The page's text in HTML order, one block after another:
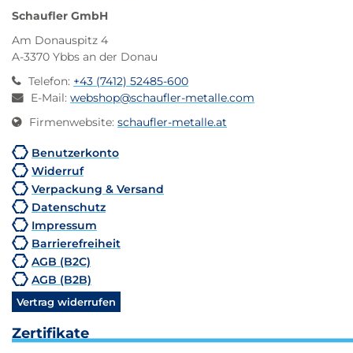
Schaufler GmbH
Am Donauspitz 4
A-3370 Ybbs an der Donau
Telefon: +43 (7412) 52485-600
E-Mail: webshop@schaufler-metalle.com
Firmenwebsite: schaufler-metalle.at
Benutzerkonto
Widerruf
Verpackung & Versand
Datenschutz
Impressum
Barrierefreiheit
AGB (B2C)
AGB (B2B)
Vertrag widerrufen
Zertifikate